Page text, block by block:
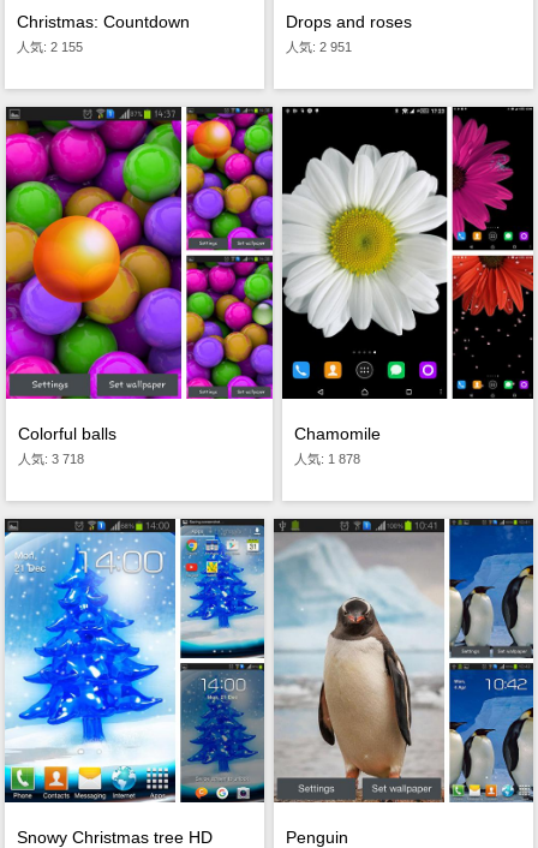
Christmas: Countdown
人気: 2 155
Drops and roses
人気: 2 951
Colorful balls
人気: 3 718
Chamomile
人気: 1 878
Snowy Christmas tree HD Penguin